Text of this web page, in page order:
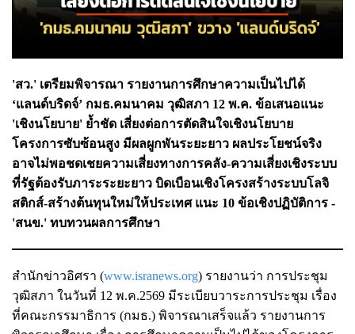
'สว.' เตรียมพิจารณา รายงานการศึกษาความเป็นไปได้
‘แลนด์บริดจ์’ กมธ.คมนาคม วุฒิสภา 12 พ.ค. ข้อเสนอแนะ
'เชิงนโยบาย' ย้ำชัด เสี่ยงต่อการตัดสินใจเชิงนโยบาย
โครงการซับซ้อนสูง มีผลผูกพันระยะยาว ผลประโยชน์จริง
อาจไม่พอชดเชยความเสี่ยงทางการคลัง-ความเสี่ยงเชิงระบบ
ที่รัฐต้องรับภาระระยะยาว บิดเบือนเชิงโครงสร้างระบบโลจิ
สติกส์-สร้างต้นทุนใหม่ให้ประเทศ แนะ 10 ข้อเชิงปฏิบัติการ -
'สนข.' ทบทวนผลการศึกษา
สำนักข่าวอิศรา (www.isranews.org) รายงานว่า การประชุม
วุฒิสภา ในวันที่ 12 พ.ค.2569 มีระเบียบวาระการประชุม เรื่อง
ที่คณะกรรมาธิการ (กมธ.) พิจารณาเสร็จแล้ว รายงานการ